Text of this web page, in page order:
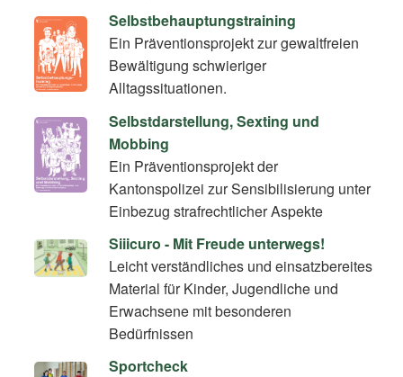
Selbstbehauptungstraining
Ein Präventionsprojekt zur gewaltfreien
Bewältigung schwieriger
Alltagssituationen.
Selbstdarstellung, Sexting und
Mobbing
Ein Präventionsprojekt der
Kantonspolizei zur Sensibilisierung unter
Einbezug strafrechtlicher Aspekte
Siiicuro - Mit Freude unterwegs!
Leicht verständliches und einsatzbereites
Material für Kinder, Jugendliche und
Erwachsene mit besonderen
Bedürfnissen
Sportcheck